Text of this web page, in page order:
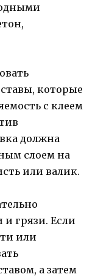
которые
с клеем
должна
слоем на
или валик.
и грязи. Если
или
а затем